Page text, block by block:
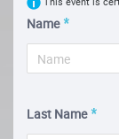
Name
Last Name